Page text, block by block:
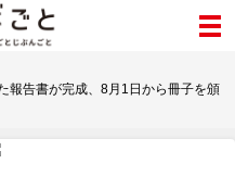
報告書が完成、8月1日から冊子を頒